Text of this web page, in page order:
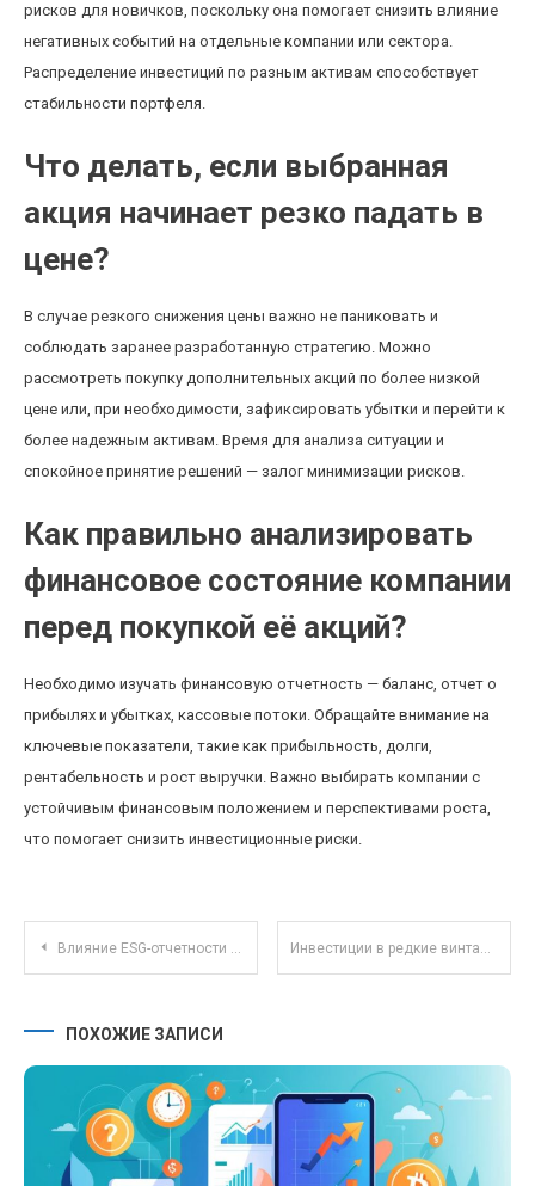
рисков для новичков, поскольку она помогает снизить влияние
негативных событий на отдельные компании или сектора.
Распределение инвестиций по разным активам способствует
стабильности портфеля.
Что делать, если выбранная
акция начинает резко падать в
цене?
В случае резкого снижения цены важно не паниковать и
соблюдать заранее разработанную стратегию. Можно
рассмотреть покупку дополнительных акций по более низкой
цене или, при необходимости, зафиксировать убытки и перейти к
более надежным активам. Время для анализа ситуации и
спокойное принятие решений — залог минимизации рисков.
Как правильно анализировать
финансовое состояние компании
перед покупкой её акций?
Необходимо изучать финансовую отчетность — баланс, отчет о
прибылях и убытках, кассовые потоки. Обращайте внимание на
ключевые показатели, такие как прибыльность, долги,
рентабельность и рост выручки. Важно выбирать компании с
устойчивым финансовым положением и перспективами роста,
что помогает снизить инвестиционные риски.
Навигация по записям
Влияние ESG-отчетности на инвестиционный портфель и оценку компаний на фондовом рынке Инвестиции в редкие винтажные автомобили: перспективы, риски и особенности коллекционирования
ПОХОЖИЕ ЗАПИСИ